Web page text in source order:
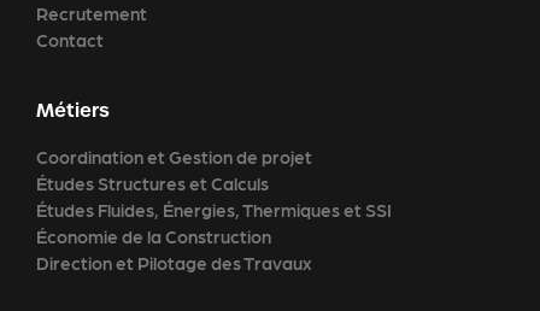
Recrutement
Contact
Métiers
Coordination et Gestion de projet
Études Structures et Calculs
Études Fluides, Énergies, Thermiques et SSI
Économie de la Construction
Direction et Pilotage des Travaux